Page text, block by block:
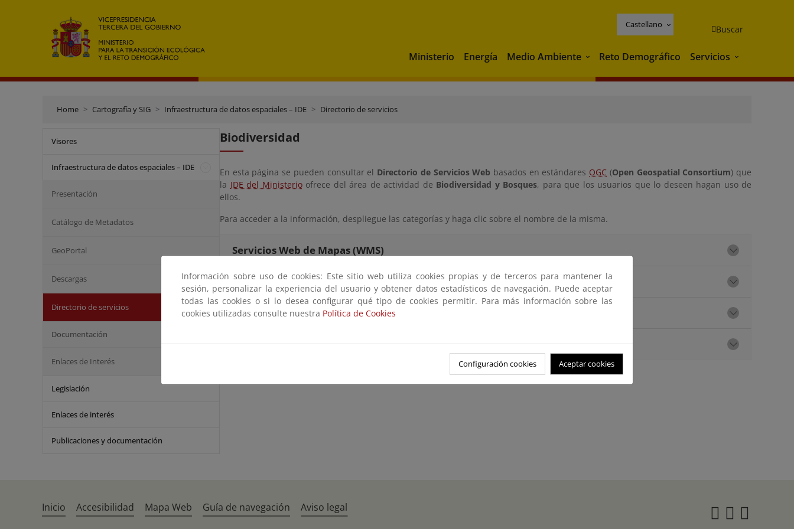
Castellano Buscar
Ministerio Energía Medio Ambiente Medio Ambiente
Reto Demográfico Servicios Servicios
Home Cartografía y SIG Infraestructura de datos espaciales – IDE Directorio de servicios
Visores
Infraestructura de datos espaciales – IDE
Presentación
Catálogo de Metadatos
GeoPortal
Descargas
Directorio de servicios
Documentación
Enlaces de Interés
Legislación
Enlaces de interés
Publicaciones y documentación
Biodiversidad
En esta página se pueden consultar el Directorio de Servicios Web basados en estándares OGC (Open Geospatial Consortium) que
la IDE del Ministerioofrece del área de actividad de Biodiversidad y Bosques, para que los usuarios que lo deseen hagan uso de
ellos.
Para acceder a la información, despliegue las categorías y haga clic sobre el nombre de la misma.
Servicios Web de Mapas (WMS)
Servicios Web de Tesela de Mapas (WMTS)
XYZ de Teselas vectoriales
Información sobre uso de cookies: Este sitio web utiliza cookies propias y de terceros para mantener la
sesión, personalizar la experiencia del usuario y obtener datos estadísticos de navegación. Puede aceptar
todas las cookies o si lo desea configurar qué tipo de cookies permitir. Para más información sobre las
cookies utilizadas consulte nuestra Política de Cookies
Configuración cookies Aceptar cookies
Inicio Accesibilidad Mapa Web Guía de navegación Aviso legal Twitter